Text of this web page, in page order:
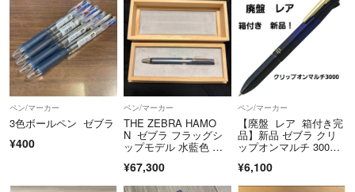
ペン/マーカー
3色ボールペン ゼブラ
¥400
ペン/マーカー
THE ZEBRA HAMO
N ゼブラ フラッグシ
ップモデル 水藍色 み
¥67,300
ペン/マーカー
【廃盤 レア 箱付き完
品】新品 ゼブラ クリ
ップオンマルチ 300
イリッシュブルー
¥6,100